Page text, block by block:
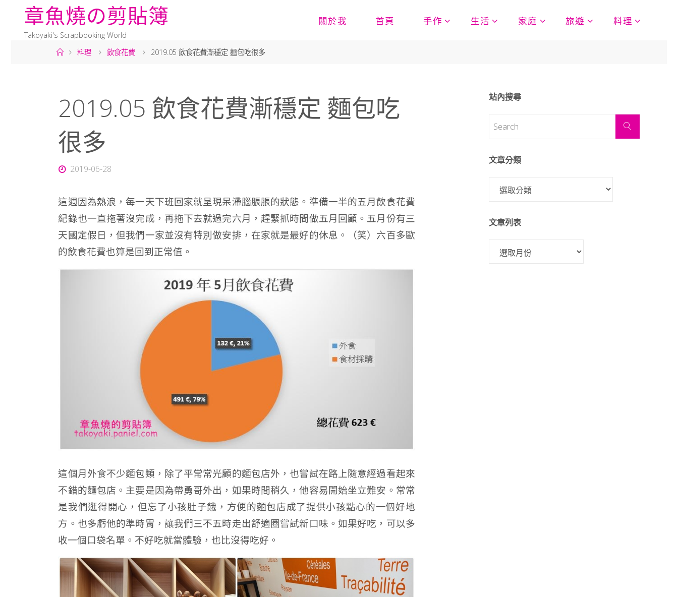
章魚燒の剪貼簿
Takoyaki's Scrapbooking World
關於我 首頁 手作 生活 家庭 旅遊 料理
料理 飲食花費 2019.05 飲食花費漸穩定 麵包吃很多
2019.05 飲食花費漸穩定 麵包吃
很多
2019-06-28
這週因為熱浪，每一天下班回家就呈現呆滯腦脹脹的狀態。準備一半的五月飲食花費
紀錄也一直拖著沒完成，再拖下去就過完六月，趕緊抓時間做五月回顧。五月份有三
天國定假日，但我們一家並沒有特別做安排，在家就是最好的休息。（笑）六百多歐
的飲食花費也算是回到正常值。
這個月外食不少麵包類，除了平常常光顧的麵包店外，也嘗試在路上隨意經過看起來
不錯的麵包店。主要是因為帶勇哥外出，如果時間稍久，他容易開始坐立難安。常常
是我們逛得開心，但忘了小孩肚子餓，方便的麵包店成了提供小孩點心的一個好地
方。也多虧他的準時胃，讓我們三不五時走出舒適圈嘗試新口味。如果好吃，可以多
收一個口袋名單。不好吃就當體驗，也比沒得吃好。
站內搜尋
文章分類
文章列表